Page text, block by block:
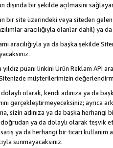
bir şekilde açılmasını
bir site üzerindeki veya siteden
aracılığıyla olanlar dahil) ya
aracılığıyla ya da başka şekilde
puanı linkini Ürün Reklam API
müşterilerimizin
olarak, kendi adınıza ya da
gerçekleştirmeyeceksiniz; ayrıca
sizin adınıza ya da başka herhangi
ya da dolaylı olarak teşvik
ya da herhangi bir ticari
sunmayacaksınız.